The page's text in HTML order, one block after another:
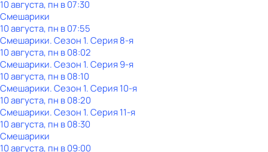
10 августа, пн в 07:30
Смешарики
10 августа, пн в 07:55
Смешарики. Сезон 1. Серия 8-я
10 августа, пн в 08:02
Смешарики. Сезон 1. Серия 9-я
10 августа, пн в 08:10
Смешарики. Сезон 1. Серия 10-я
10 августа, пн в 08:20
Смешарики. Сезон 1. Серия 11-я
10 августа, пн в 08:30
Смешарики
10 августа, пн в 09:00